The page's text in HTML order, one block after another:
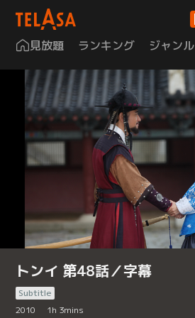
見放題 ランキング ジャンル
トンイ 第48話／字幕
Subtitle
2010
1h 3mins